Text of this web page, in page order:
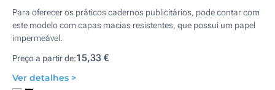
Para oferecer os práticos cadernos publicitários, pode contar com
este modelo com capas macias resistentes, que possui um papel
impermeável.
Preço a partir de:15,33 €
Ver detalhes >